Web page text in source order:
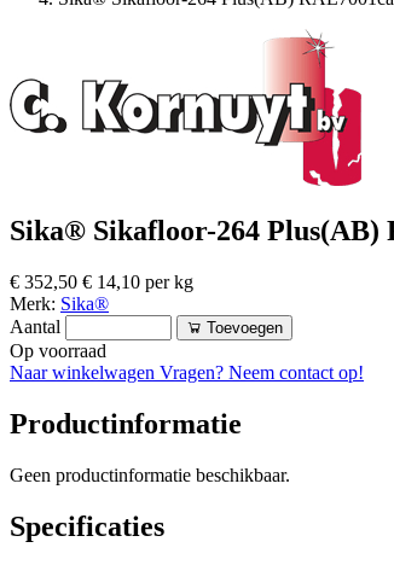
Sika® Sikafloor-264 Plus(AB)
€ 352,50 € 14,10 per kg
Merk: Sika®
Aantal
Toevoegen
Op voorraad
Naar winkelwagen Vragen? Neem contact op!
Productinformatie
Geen productinformatie beschikbaar.
Specificaties